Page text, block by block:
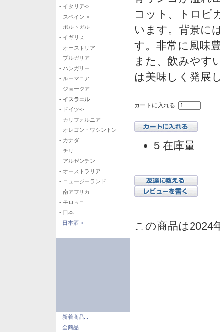
- イタリア->
- スペイン->
- ポルトガル
- イギリス
- オーストリア
- ブルガリア
- ハンガリー
- ルーマニア
- ジョージア
- イスラエル
- ドイツ->
- カリフォルニア
- オレゴン・ワシントン
- カナダ
- チリ
- アルゼンチン
- オーストラリア
- ニュージーランド
- 南アフリカ
- モロッコ
- 日本
日本酒->
新着商品...
全商品...
コット、トロピ
います。背景に
す。非常に風味
また、飲みやす
は美味しく発展
カートに入れる:
5 在庫量
この商品は2024